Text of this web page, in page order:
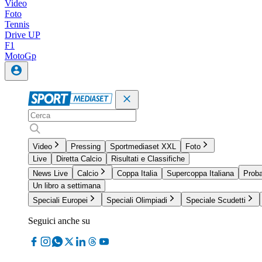
Video
Foto
Tennis
Drive UP
F1
MotoGp
Video Pressing Sportmediaset XXL
Foto
Live
Diretta Calcio
Risultati e Classifiche
News Live
Calcio Coppa Italia Supercoppa Italiana
Un libro a settimana
Speciali Europei
Speciali Olimpiadi Speciale Scudetti
Seguici anche su